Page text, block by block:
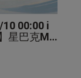
10 00:00 i
星巴克MO